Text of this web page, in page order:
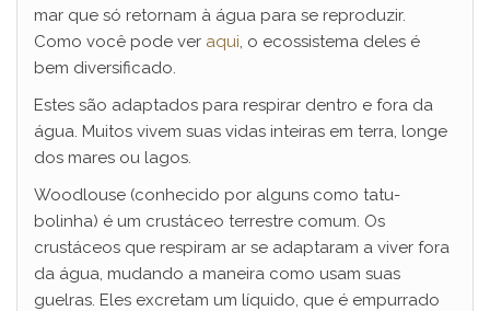
mar que só retornam à água para se reproduzir.
Como você pode ver aqui, o ecossistema deles é
bem diversificado.
Estes são adaptados para respirar dentro e fora da
água. Muitos vivem suas vidas inteiras em terra, longe
dos mares ou lagos.
Woodlouse (conhecido por alguns como tatu-
bolinha) é um crustáceo terrestre comum. Os
crustáceos que respiram ar se adaptaram a viver fora
da água, mudando a maneira como usam suas
guelras. Eles excretam um líquido, que é empurrado